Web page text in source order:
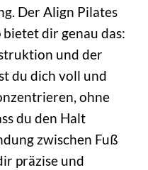
Der Align Pilates
dir genau das:
und der
du dich voll und
ohne
du den Halt
zwischen Fuß
präzise und